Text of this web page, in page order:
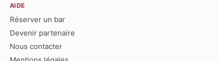
AIDE
Réserver un bar
Devenir partenaire
Nous contacter